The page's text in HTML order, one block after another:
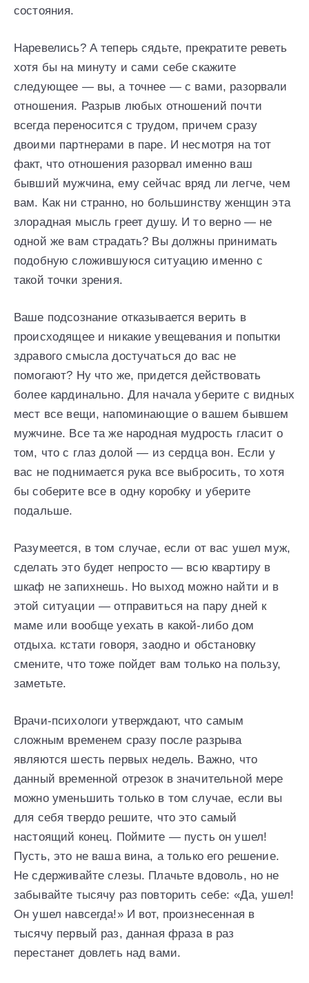
состояния.
Наревелись? А теперь сядьте, прекратите реветь
хотя бы на минуту и сами себе скажите
следующее — вы, а точнее — с вами, разорвали
отношения. Разрыв любых отношений почти
всегда переносится с трудом, причем сразу
двоими партнерами в паре. И несмотря на тот
факт, что отношения разорвал именно ваш
бывший мужчина, ему сейчас вряд ли легче, чем
вам. Как ни странно, но большинству женщин эта
злорадная мысль греет душу. И то верно — не
одной же вам страдать? Вы должны принимать
подобную сложившуюся ситуацию именно с
такой точки зрения.
Ваше подсознание отказывается верить в
происходящее и никакие увещевания и попытки
здравого смысла достучаться до вас не
помогают? Ну что же, придется действовать
более кардинально. Для начала уберите с видных
мест все вещи, напоминающие о вашем бывшем
мужчине. Все та же народная мудрость гласит о
том, что с глаз долой — из сердца вон. Если у
вас не поднимается рука все выбросить, то хотя
бы соберите все в одну коробку и уберите
подальше.
Разумеется, в том случае, если от вас ушел муж,
сделать это будет непросто — всю квартиру в
шкаф не запихнешь. Но выход можно найти и в
этой ситуации — отправиться на пару дней к
маме или вообще уехать в какой-либо дом
отдыха. кстати говоря, заодно и обстановку
смените, что тоже пойдет вам только на пользу,
заметьте.
Врачи-психологи утверждают, что самым
сложным временем сразу после разрыва
являются шесть первых недель. Важно, что
данный временной отрезок в значительной мере
можно уменьшить только в том случае, если вы
для себя твердо решите, что это самый
настоящий конец. Поймите — пусть он ушел!
Пусть, это не ваша вина, а только его решение.
Не сдерживайте слезы. Плачьте вдоволь, но не
забывайте тысячу раз повторить себе: «Да, ушел!
Он ушел навсегда!» И вот, произнесенная в
тысячу первый раз, данная фраза в раз
перестанет довлеть над вами.